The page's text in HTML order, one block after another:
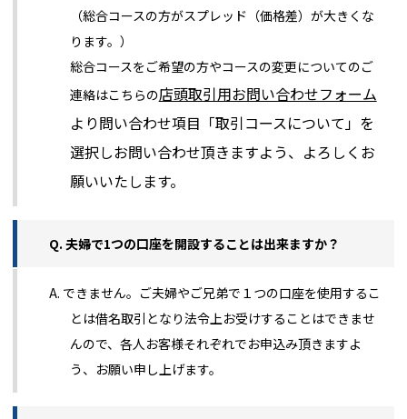
（総合コースの方がスプレッド（価格差）が大きくな
ります。）
総合コースをご希望の方やコースの変更についてのご
連絡はこちらの店頭取引用お問い合わせフォーム
より問い合わせ項目「取引コースについて」を
選択しお問い合わせ頂きますよう、よろしくお
願いいたします。
Q. 夫婦で1つの口座を開設することは出来ますか？
A. できません。ご夫婦やご兄弟で１つの口座を使用するこ
とは借名取引となり法令上お受けすることはできませ
んので、各人お客様それぞれでお申込み頂きますよ
う、お願い申し上げます。